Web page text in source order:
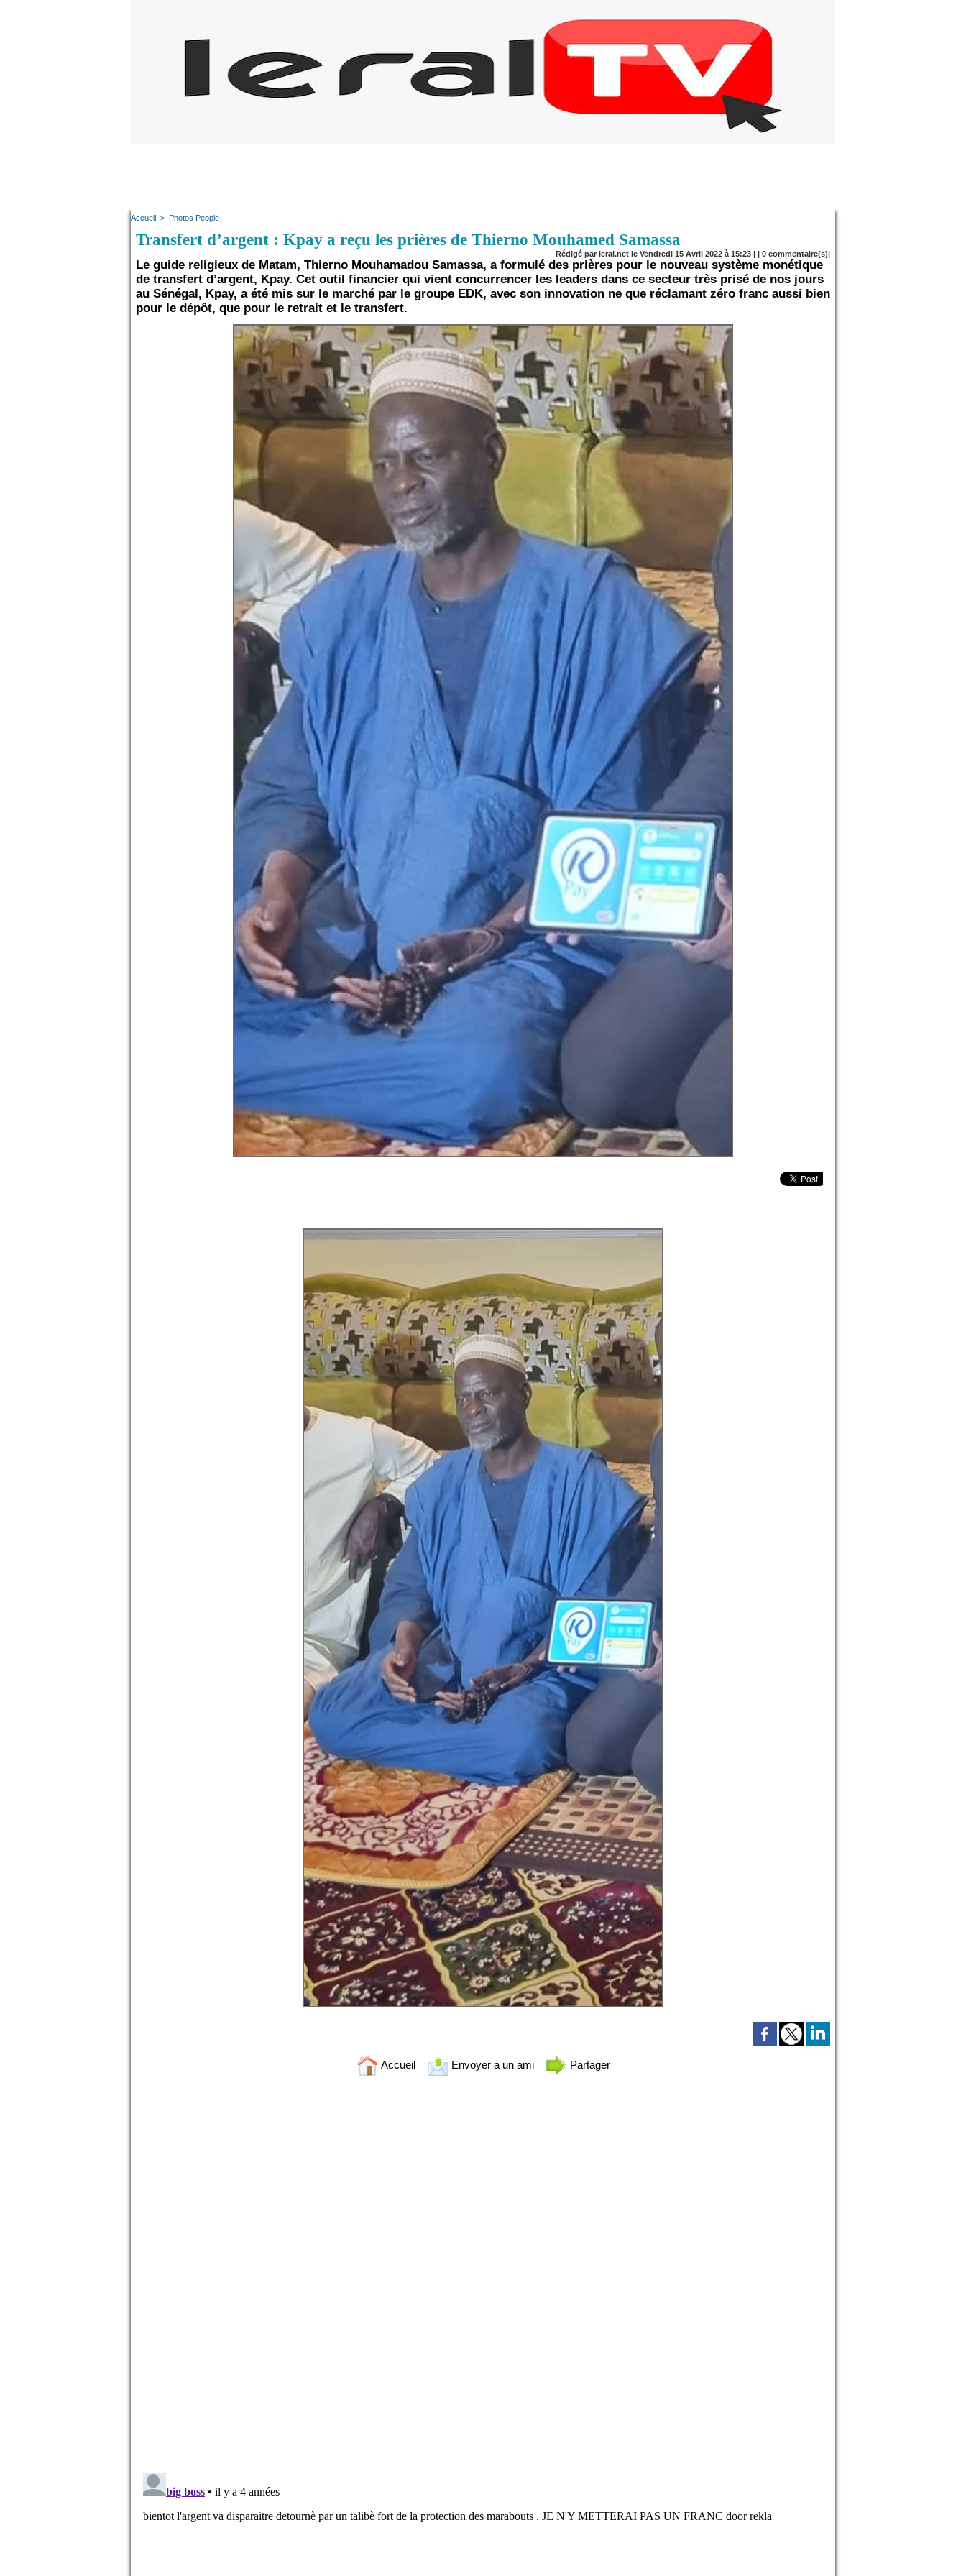
Accueil > Photos People
Transfert d’argent : Kpay a reçu les prières de Thierno Mouhamed Samassa
Rédigé par leral.net le Vendredi 15 Avril 2022 à 15:23 | | 0 commentaire(s)|
Le guide religieux de Matam, Thierno Mouhamadou Samassa, a formulé des prières pour le nouveau système monétique
de transfert d’argent, Kpay. Cet outil financier qui vient concurrencer les leaders dans ce secteur très prisé de nos jours
au Sénégal, Kpay, a été mis sur le marché par le groupe EDK, avec son innovation ne que réclamant zéro franc aussi bien
pour le dépôt, que pour le retrait et le transfert.
Accueil Envoyer à un ami Partager